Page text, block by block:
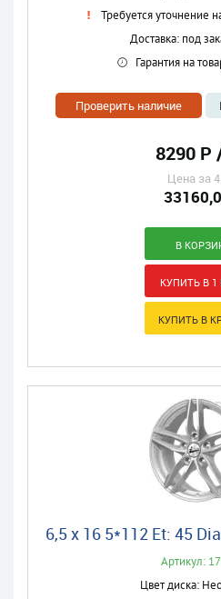
Требуется уточнение
Доставка: под
Гарантия на
Проверить наличие
8290 Р
Цена за
6,5 x 16 5*112 Et: 45
Артикул:
Цвет диска: